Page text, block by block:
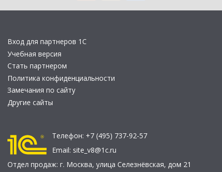
Вход для партнеров 1С
Учебная версия
Стать партнером
Политика конфиденциальности
Замечания по сайту
Другие сайты
Телефон: +7 (495) 737-92-57
Email: site_v8@1c.ru
Отдел продаж: г. Москва, улица Селезнёвская, дом 21